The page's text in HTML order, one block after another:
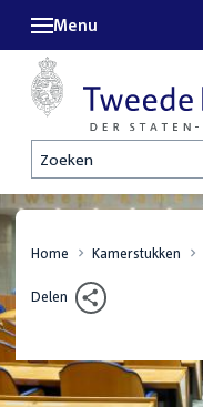
Zoeken
Menu
Home Kamerstukken
Delen